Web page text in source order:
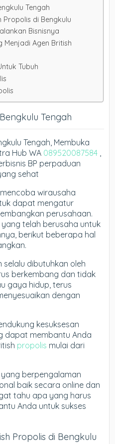
Tengah
Propolis di Bengkulu
Bisnisnya
Menjadi Agen British
Tubuh
Tengah
Tengah, Membuka
Hub WA 089520087584 ,
BP perpaduan
sehat
wirausaha
dapat mengatur
perusahaan.
telah berusaha untuk
berikut beberapa hal
dibutuhkan oleh
berkembang dan tidak
gaya hidup, terus
dengan
kesuksesan
dapat membantu Anda
propolis mulai dari
berpengalaman
baik secara online dan
tahu apa yang harus
Anda untuk sukses
Propolis di Bengkulu